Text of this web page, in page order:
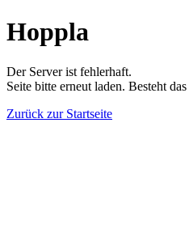
Hoppla
Der Server ist fehlerhaft.
Seite bitte erneut laden. Besteht
Zurück zur Startseite